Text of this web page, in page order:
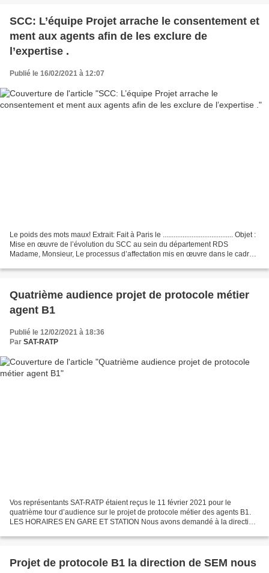
SCC: L’équipe Projet arrache le consentement et
ment aux agents afin de les exclure de
l’expertise .
Publié le 16/02/2021 à 12:07
Le poids des mots maux! Extrait: Fait à Paris le ....................................... Objet :
Mise en œuvre de l’évolution du SCC au sein du département RDS
Madame, Monsieur, Le processus d’affectation mis en œuvre dans le cadre
Quatrième audience projet de protocole métier
agent B1
Publié le 12/02/2021 à 18:36
Par SAT-RATP
Vos représentants SAT-RATP étaient reçus le 11 février 2021 pour le
quatrième tour d’audience sur le projet de protocole métier des agents B1.
LES HORAIRES EN GARE ET STATION Nous avons demandé à la direction
Projet de protocole B1 la direction de SEM nous